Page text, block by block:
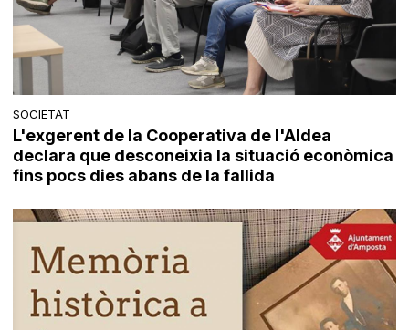
SOCIETAT
L'exgerent de la Cooperativa de l'Aldea
declara que desconeixia la situació econòmica
fins pocs dies abans de la fallida